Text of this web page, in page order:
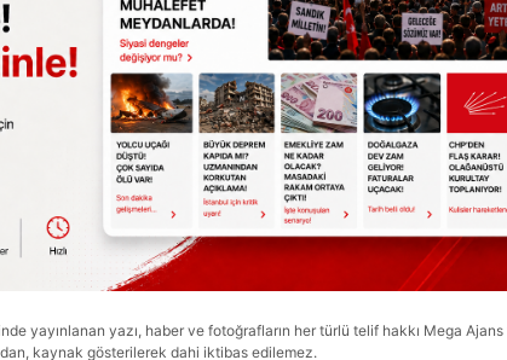
yayınlanan yazı, haber ve fotoğrafların her türlü telif hakkı Mega Ajans
kaynak gösterilerek dahi iktibas edilemez.